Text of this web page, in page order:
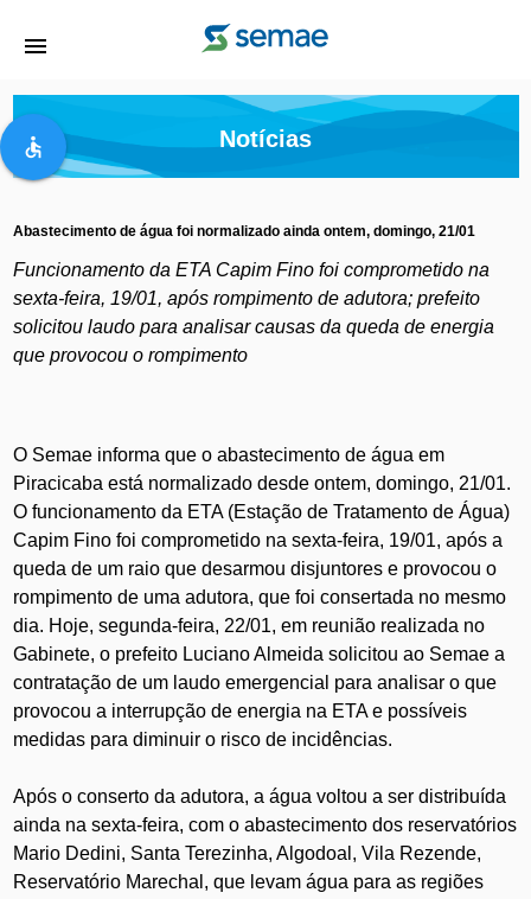
menu
accessible Notícias
Abastecimento de água foi normalizado ainda ontem, domingo, 21/01
Funcionamento da ETA Capim Fino foi comprometido na
sexta-feira, 19/01, após rompimento de adutora; prefeito
solicitou laudo para analisar causas da queda de energia
que provocou o rompimento
O Semae informa que o abastecimento de água em
Piracicaba está normalizado desde ontem, domingo, 21/01.
O funcionamento da ETA (Estação de Tratamento de Água)
Capim Fino foi comprometido na sexta-feira, 19/01, após a
queda de um raio que desarmou disjuntores e provocou o
rompimento de uma adutora, que foi consertada no mesmo
dia. Hoje, segunda-feira, 22/01, em reunião realizada no
Gabinete, o prefeito Luciano Almeida solicitou ao Semae a
contratação de um laudo emergencial para analisar o que
provocou a interrupção de energia na ETA e possíveis
medidas para diminuir o risco de incidências.
Após o conserto da adutora, a água voltou a ser distribuída
ainda na sexta-feira, com o abastecimento dos reservatórios
Mario Dedini, Santa Terezinha, Algodoal, Vila Rezende,
Reservatório Marechal, que levam água para as regiões